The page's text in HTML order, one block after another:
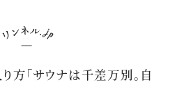
方「サウナは千差万別。自